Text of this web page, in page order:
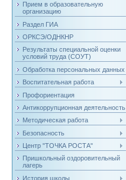
Прием в образовательную
организацию
Раздел ГИА
ОРКСЭ/ОДНКНР
Результаты специальной оценки
условий труда (СОУТ)
Обработка персональных данных
Воспитательная работа
Профориентация
Антикоррупционная деятельность
Методическая работа
Безопасность
Центр "ТОЧКА РОСТА"
Пришкольный оздоровительный
лагерь
История школы